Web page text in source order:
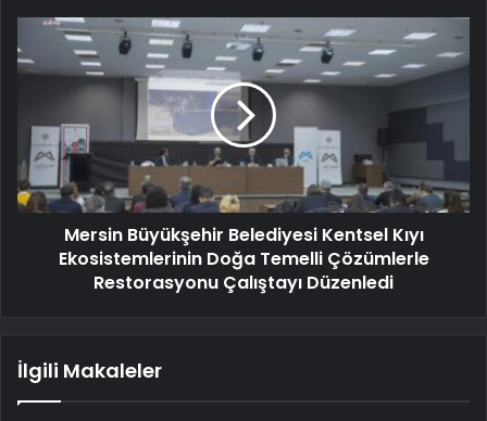
Mersin Büyükşehir Belediyesi Kentsel Kıyı
Ekosistemlerinin Doğa Temelli Çözümlerle
Restorasyonu Çalıştayı Düzenledi
İlgili Makaleler